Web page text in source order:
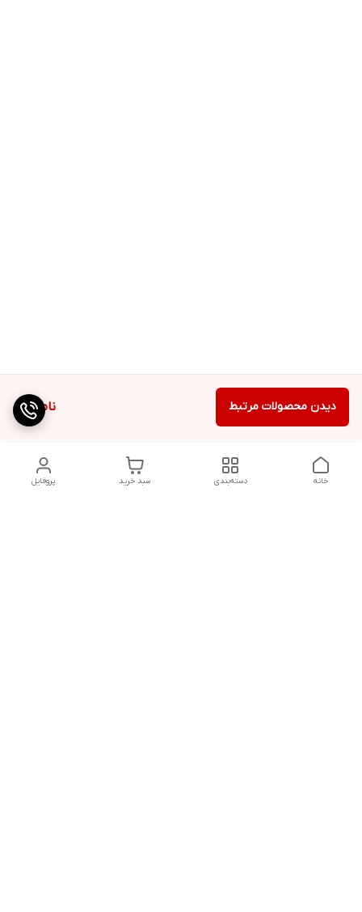
ناموجود دیدن محصولات مرتبط
پروفایل سبد خرید دسته‌بندی خانه